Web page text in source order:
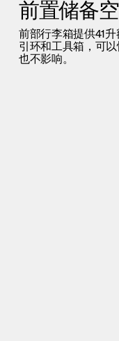
前置储备空
前部行李箱提供41升
引环和工具箱， 可
也不影响。